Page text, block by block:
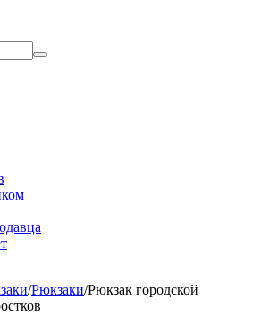
/Рюкзаки/Рюкзак городской